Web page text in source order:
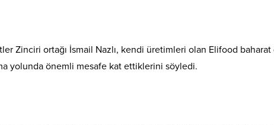
Zinciri ortağı İsmail Nazlı, kendi üretimleri olan Elifood
yolunda önemli mesafe kat ettiklerini söyledi.